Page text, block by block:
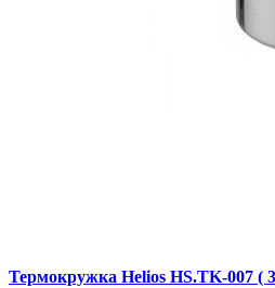
Термокружка Helios HS.TK-007 (